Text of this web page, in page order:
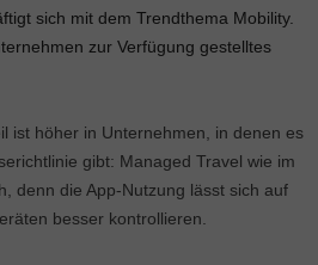
sich mit dem Trendthema Mobility.
zur Verfügung gestelltes
ist höher in Unternehmen, in denen es
gibt: Managed Travel wie im
denn die App-Nutzung lässt sich auf
besser kontrollieren.